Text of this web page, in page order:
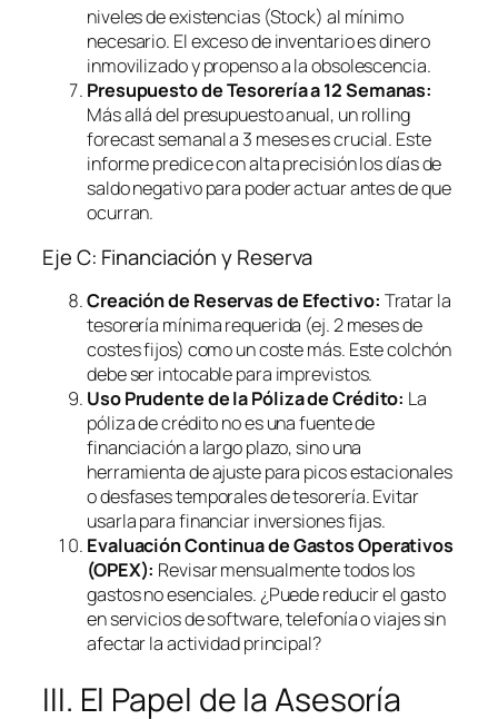
niveles de existencias (Stock) al mínimo
necesario. El exceso de inventario es dinero
inmovilizado y propenso a la obsolescencia.
Presupuesto de Tesorería a 12 Semanas:
Más allá del presupuesto anual, unrolling
forecastsemanal a 3 meses es crucial. Este
informe predice con alta precisión los días de
saldo negativo para poder actuar antes de que
ocurran.
Eje C: Financiación y Reserva
Creación de Reservas de Efectivo: Tratar la
tesorería mínima requerida (ej. 2 meses de
costes fijos) como un coste más. Este colchón
debe ser intocable para imprevistos.
Uso Prudente de la Póliza de Crédito: La
póliza de crédito no es una fuente de
financiación a largo plazo, sino una
herramienta de ajuste para picos estacionales
o desfases temporales de tesorería. Evitar
usarla para financiar inversiones fijas.
Evaluación Continua de Gastos Operativos
(OPEX): Revisar mensualmente todos los
gastos no esenciales. ¿Puede reducir el gasto
en servicios desoftware, telefonía o viajes sin
afectar la actividad principal?
III. El Papel de la Asesoría